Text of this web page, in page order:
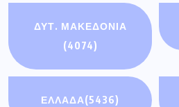
ΔΥΤ. ΜΑΚΕΔΟΝΙΑ
(4074)
ΕΛΛΑΔΑ(5436)